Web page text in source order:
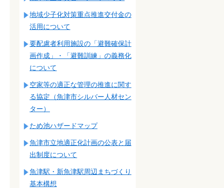
地域少子化対策重点推進交付金の
活用について
要配慮者利用施設の「避難確保計
画作成」・「避難訓練」の義務化
について
空家等の適正な管理の推進に関す
る協定（魚津市シルバー人材セン
ター）
ため池ハザードマップ
魚津市立地適正化計画の公表と届
出制度について
魚津駅・新魚津駅周辺まちづくり
基本構想